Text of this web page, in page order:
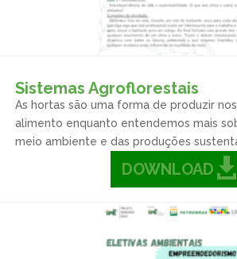
Sistemas Agroflorestais
As hortas são uma forma de produzir
alimento enquanto entendemos mais
meio ambiente e das produções
DOWNLOAD